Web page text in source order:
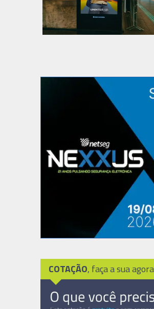
COTAÇÃO, faça a sua agora